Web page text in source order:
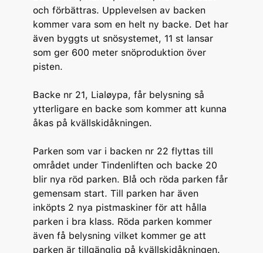
och förbättras. Upplevelsen av backen
kommer vara som en helt ny backe. Det har
även byggts ut snösystemet, 11 st lansar
som ger 600 meter snöproduktion över
pisten.
Backe nr 21, Lialøypa, får belysning så
ytterligare en backe som kommer att kunna
åkas på kvällskidåkningen.
Parken som var i backen nr 22 flyttas till
området under Tindenliften och backe 20
blir nya röd parken. Blå och röda parken får
gemensam start. Till parken har även
inköpts 2 nya pistmaskiner för att hålla
parken i bra klass. Röda parken kommer
även få belysning vilket kommer ge att
parken är tillgänglig på kvällskidåkningen.